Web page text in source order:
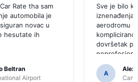
Rate tha sam
automobila je
novac u
hesutate ih
Beltran
Airport
Sve je bilo
aerodromu
dovršetak
A
Alex